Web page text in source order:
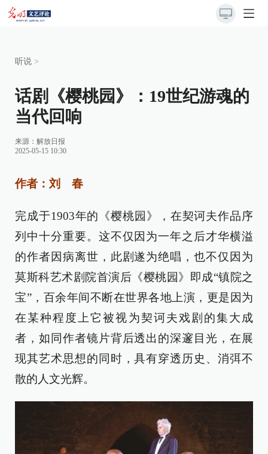
听说 >
话剧《樱桃园》：19世纪游魂的
当代回响
来源： 解放日报
2025-05-15 10:30
作者：刘 春
完成于1903年的《樱桃园》，在契诃夫作品序
列中十分重要。这不仅因为一年之后才华横溢
的作者因病离世，此剧遂为绝唱，也不仅因为
莫斯科艺术剧院首演后《樱桃园》即成“镇院之
宝”，百余年间不断在世界各地上演，更是因为
在某种程度上它被视为契诃夫戏剧的集大成
者，如同作者镜片背后透出的深邃目光，在展
现其艺术思想的同时，具有穿透历史、消弭不
散的人文光辉。